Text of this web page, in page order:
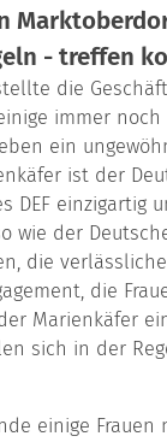
- treffen
die
immer
ein
ist der
ein­zigartig
der
die
die
Marienkäfer
sich in der
einige